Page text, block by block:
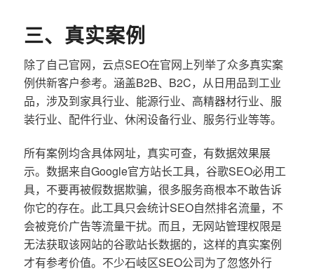
三、真实案例
除了自己官网，云点SEO在官网上列举了众多真实案
例供新客户参考。涵盖B2B、B2C，从日用品到工业
品，涉及到家具行业、能源行业、高精器材行业、服
装行业、配件行业、休闲设备行业、服务行业等等。
所有案例均含具体网址，真实可查，有数据效果展
示。数据来自Google官方站长工具，谷歌SEO必用工
具，不要再被假数据欺骗，很多服务商根本不敢告诉
你它的存在。此工具只会统计SEO自然排名流量，不
会被竞价广告等流量干扰。而且，无网站管理权限是
无法获取该网站的谷歌站长数据的，这样的真实案例
才有参考价值。不少石岐区SEO公司为了忽悠外行